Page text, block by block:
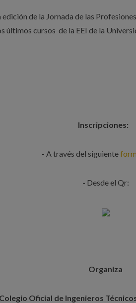
edición de la Jornada de las
últimos cursos de la EEI de la
Inscripciones:
- A través del siguiente
- Desde el Qr:
Organiza
Colegio Oficial de Ingenieros